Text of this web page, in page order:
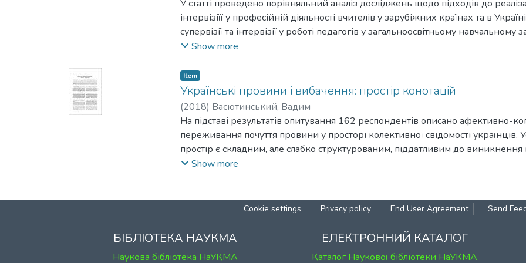
У статті проведено порівняльний аналіз досліджень щодо підходів до
інтервізіїї у професійній діяльності вчителів у зарубіжних країнах та в
супервізії та інтервізії у роботі педагогів у загальноосвітньому навчальному
щодо проведення інтервізій у педагогічних колективах.
Show more
Item
Українські провини і вибачення: простір конотацій
(2018) Васютинський, Вадим
На підставі результатів опитування 162 респондентів описано афективно-
переживання почуття провини у просторі колективної свідомості
простір є складним, але слабко структурованим, піддатливим до
малоусвідомлюваних захисних оцінок і ставлень. На схильність і здатність
Show more
Cookie settings Privacy policy End User Agreement Send
БІБЛІОТЕКА НАУКМА
Наукова бібліотека НаУКМА
ЕЛЕКТРОННИЙ КАТАЛОГ
Каталог Наукової бібліотеки НаУКМА